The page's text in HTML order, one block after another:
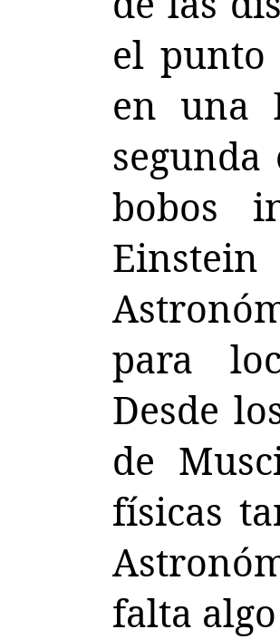
el punto
en una
bobos
para
Desde
de
físicas
falta